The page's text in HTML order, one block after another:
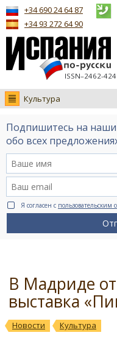
ISSN–2462-
+34 690 24 64 87
+34 93 272 64 90
Культура
Новости
Интервью
Видео Ruso.TV
BCN life
Сервис на немецком
Подпишитесь на
обо всех
Я согласен с пользовательским
В Мадриде
выставка
Новости Культура